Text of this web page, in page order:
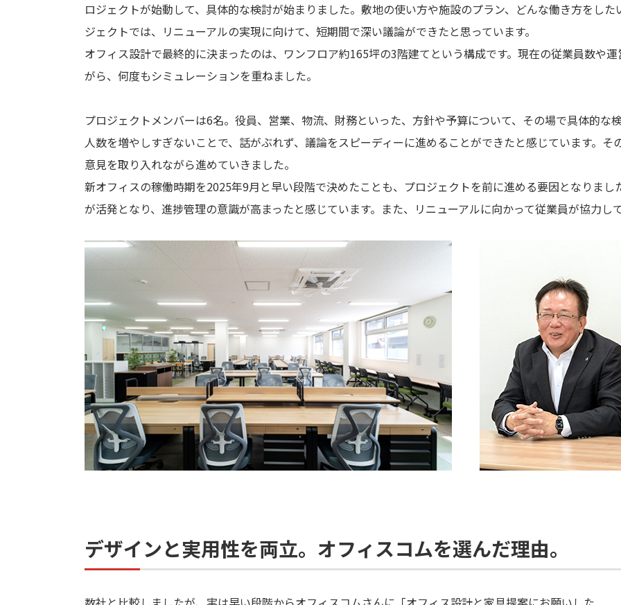
ロジェクトが始動して、具体的な検討が始まりました。敷地の使い方や施設のプラン、どんな働き方をし
ジェクトでは、リニューアルの実現に向けて、短期間で深い議論ができたと思っています。
オフィス設計で最終的に決まったのは、ワンフロア約165坪の3階建てという構成です。現在の従業員数や
がら、何度もシミュレーションを重ねました。
プロジェクトメンバーは6名。役員、営業、物流、財務といった、方針や予算について、その場で具体的な
人数を増やしすぎないことで、話がぶれず、議論をスピーディーに進めることができたと感じています。
意見を取り入れながら進めていきました。
新オフィスの稼働時期を2025年9月と早い段階で決めたことも、プロジェクトを前に進める要因となりま
が活発となり、進捗管理の意識が高まったと感じています。また、リニューアルに向かって従業員が協力し
デザインと実用性を両立。オフィスコムを選んだ理由。